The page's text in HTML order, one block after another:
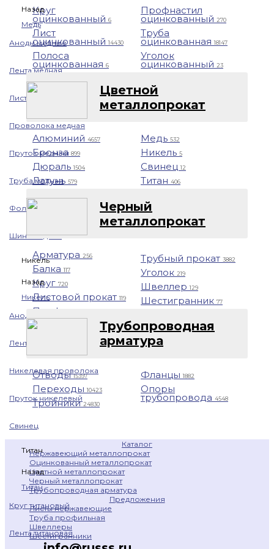
Назад
Медь
Аноды медные
Лента медная
Лист/Плита медная
Проволока медная
Пруток медный
Труба медная
Фольга медная
Шина медная
Никель
Назад
Никель
Анод никелевый
Лента никелевая
Никелевая проволока
Пруток никелевый
Свинец
Титан
Назад
Титан
Круг титановый
Лента титановая
Круг
оцинкованный 6
Лист
оцинкованный14430
Полоса
оцинкованная 6
Профнастил
оцинкованный 270
Труба
оцинкованная18147
Уголок
оцинкованный 23
Цветной
металлопрокат
Алюминий 4657
Бронза 899
Дюраль1504
Латунь 579
Медь 532
Никель 5
Свинец12
Титан 406
Черный
металлопрокат
Арматура 256
Балка117
Круг 720
Листовой прокат119
Профнастил
Трубный прокат 3882
Уголок 219
Швеллер129
Шестигранник 77
Трубопроводная
арматура
Отводы15397
Переходы10423
Тройники24830
Фланцы1882
Опоры
трубопровода 4548
Каталог
Нержавеющий металлопрокат
Оцинкованный металлопрокат
Цветной металлопрокат
Черный металлопрокат
Трубопроводная арматура
Предложения
Листы нержавеющие
Труба профильная
Швеллеры
Шестигранники